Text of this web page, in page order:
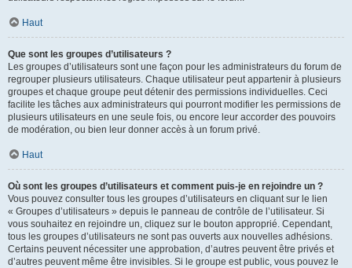
Haut
Que sont les groupes d’utilisateurs ?
Les groupes d’utilisateurs sont une façon pour les administrateurs du forum de
regrouper plusieurs utilisateurs. Chaque utilisateur peut appartenir à plusieurs
groupes et chaque groupe peut détenir des permissions individuelles. Ceci
facilite les tâches aux administrateurs qui pourront modifier les permissions de
plusieurs utilisateurs en une seule fois, ou encore leur accorder des pouvoirs
de modération, ou bien leur donner accès à un forum privé.
Haut
Où sont les groupes d’utilisateurs et comment puis-je en rejoindre un ?
Vous pouvez consulter tous les groupes d’utilisateurs en cliquant sur le lien
« Groupes d’utilisateurs » depuis le panneau de contrôle de l’utilisateur. Si
vous souhaitez en rejoindre un, cliquez sur le bouton approprié. Cependant,
tous les groupes d’utilisateurs ne sont pas ouverts aux nouvelles adhésions.
Certains peuvent nécessiter une approbation, d’autres peuvent être privés et
d’autres peuvent même être invisibles. Si le groupe est public, vous pouvez le